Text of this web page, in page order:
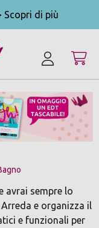
Scopri di più
avrai sempre lo
e organizza il
e funzionali per